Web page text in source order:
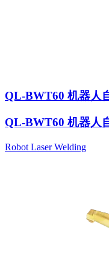
QL-BWT60 机器人
QL-BWT60 机器人
Robot Laser Welding